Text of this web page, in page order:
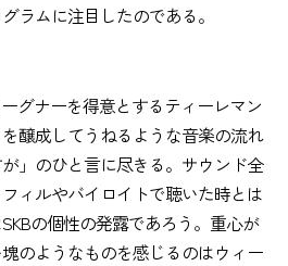
ラムに注目したのである。
グナーを得意とするティーレマン
醸成してうねるような音楽の流れ
」のひと言に尽きる。サウンド全
ィルやバイロイトで聴いた時とは
の個性の発露であろう。重心が
のようなものを感じるのはウィー